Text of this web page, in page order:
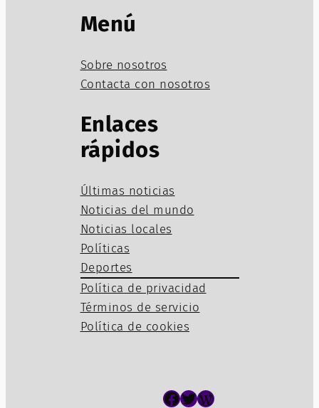
Menú
Sobre nosotros
Contacta con nosotros
Enlaces
rápidos
Últimas noticias
Noticias del mundo
Noticias locales
Políticas
Deportes
Política de privacidad
Términos de servicio
Política de cookies
Facebook Twitter WordPress